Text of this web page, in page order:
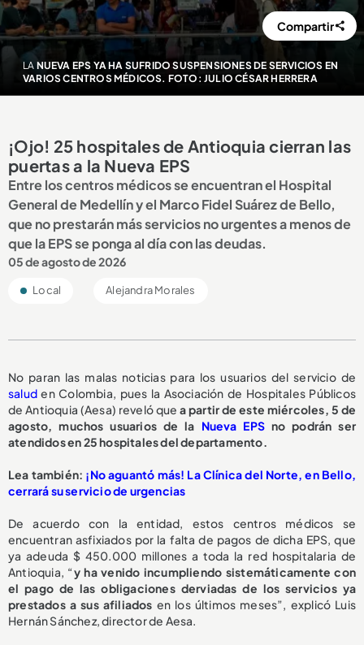
LA NUEVA EPS YA HA SUFRIDO SUSPENSIONES DE SERVICIOS EN
VARIOS CENTROS MÉDICOS. FOTO: JULIO CÉSAR HERRERA
Compartir
¡Ojo! 25 hospitales de Antioquia cierran las
puertas a la Nueva EPS
Entre los centros médicos se encuentran el Hospital
General de Medellín y el Marco Fidel Suárez de Bello,
que no prestarán más servicios no urgentes a menos de
que la EPS se ponga al día con las deudas.
05 de agosto de 2026
Local Alejandra Morales
No paran las malas noticias para los usuarios del servicio de
salud en Colombia, pues la Asociación de Hospitales Públicos
de Antioquia (Aesa) reveló quea partir de este miércoles, 5 de
agosto, muchos usuarios de la Nueva EPS no podrán ser
atendidos en 25 hospitales del departamento.
Lea también: ¡No aguantó más! La Clínica del Norte, en Bello,
cerrará su servicio de urgencias
De acuerdo con la entidad, estos centros médicos se
encuentran asfixiados por la falta de pagos de dicha EPS, que
ya adeuda $ 450.000 millones a toda la red hospitalaria de
Antioquia, “y ha venido incumpliendo sistemáticamente con
el pago de las obligaciones derviadas de los servicios ya
prestados a sus afiliados en los últimos meses”, explicó Luis
Hernán Sánchez, director de Aesa.